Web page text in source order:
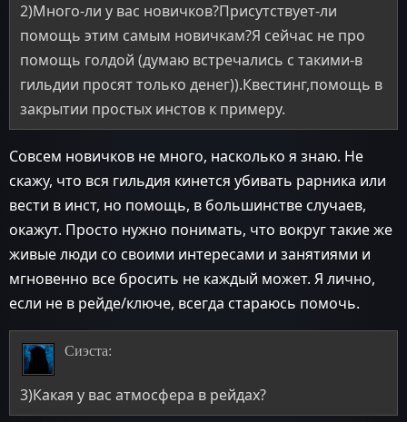
2)Много-ли у вас новичков?Присутствует-ли
помощь этим самым новичкам?Я сейчас не про
помощь голдой (думаю встречались с такими-в
гильдии просят только денег)).Квестинг,помощь в
закрытии простых инстов к примеру.
Совсем новичков не много, насколько я знаю. Не
скажу, что вся гильдия кинется убивать рарника или
вести в инст, но помощь, в большинстве случаев,
окажут. Просто нужно понимать, что вокруг такие же
живые люди со своими интересами и занятиями и
мгновенно все бросить не каждый может. Я лично,
если не в рейде/ключе, всегда стараюсь помочь.
Сиэста:
3)Какая у вас атмосфера в рейдах?